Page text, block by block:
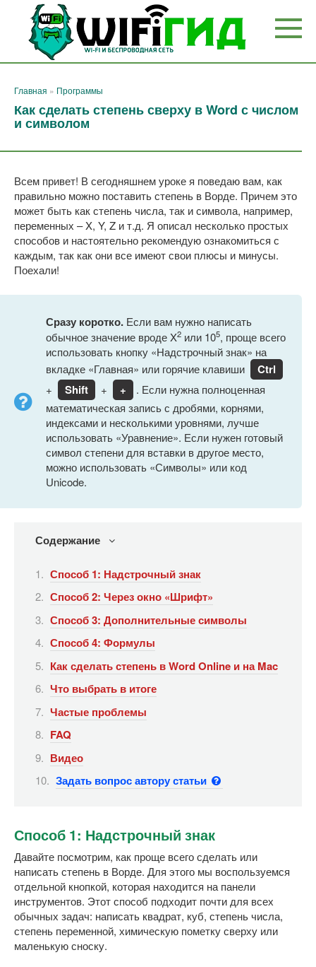
Перейти
контенту
Главная » Программы
Как сделать степень сверху в Word с числом
и символом
Всем привет! В сегодняшнем уроке я поведаю вам, как
правильно можно поставить степень в Ворде. Причем это
может быть как степень числа, так и символа, например,
переменных – X, Y, Z и т.д. Я описал несколько простых
способов и настоятельно рекомендую ознакомиться с
каждым, так как они все имеют свои плюсы и минусы.
Поехали!
Сразу коротко. Если вам нужно написать
обычное значение вроде X2 или 105, проще всего
использовать кнопку «Надстрочный знак» на
вкладке «Главная» или горячие клавиши
Ctrl
+ Shift + +
. Если нужна полноценная
математическая запись с дробями, корнями,
индексами и несколькими уровнями, лучше
использовать «Уравнение». Если нужен готовый
символ степени для вставки в другое место,
можно использовать «Символы» или код
Unicode.
Содержание
Способ 1: Надстрочный знак
Способ 2: Через окно «Шрифт»
Способ 3: Дополнительные символы
Способ 4: Формулы
Как сделать степень в Word Online и на Mac
Что выбрать в итоге
Частые проблемы
FAQ
Видео
Задать вопрос автору статьи
Способ 1: Надстрочный знак
Давайте посмотрим, как проще всего сделать или
написать степень в Ворде. Для этого мы воспользуемся
отдельной кнопкой, которая находится на панели
инструментов. Этот способ подходит почти для всех
обычных задач: написать квадрат, куб, степень числа,
степень переменной, химическую пометку сверху или
маленькую сноску.